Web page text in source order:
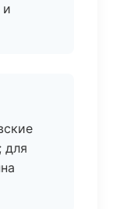
и
для